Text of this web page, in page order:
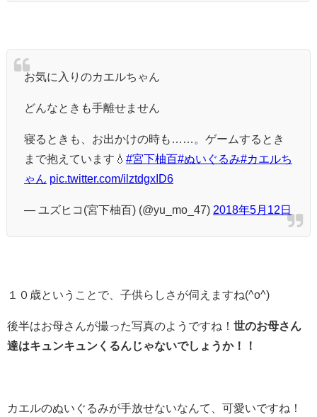
お気に入りのカエルちゃん
どんなときも手離せません
寝るときも、お出かけの時も……。ゲームするとき
まで抱えています💧 #宮下柚百#ぬいぐるみ#カエルち
ゃん
pic.twitter.com/ilztdgxID6
— ユズヒコ(宮下柚百) (@yu_mo_47) 2018年5月12日
１０歳ということで、子供らしさが伺えますね(^o^)
後半はお母さんが撮った写真のようですね！ 世のお母さん
達はキュンキュンくるんじゃないでしょうか！！
カエルのぬいぐるみが手放せないなんて、可愛いですね！